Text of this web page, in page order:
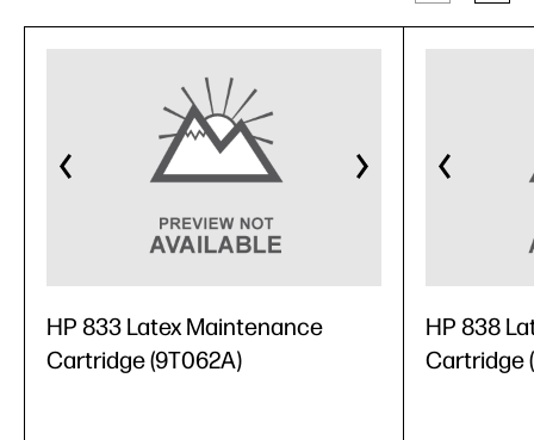
HP 833 Latex Maintenance
Cartridge (9T062A)
HP 838
Cartridge